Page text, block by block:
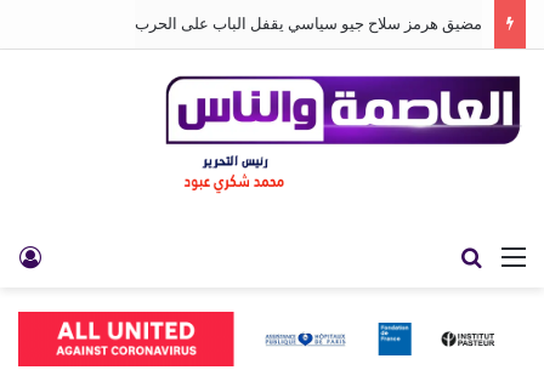
مضيق هرمز سلاح جيو سياسي يقفل الباب على الحرب
القائمة